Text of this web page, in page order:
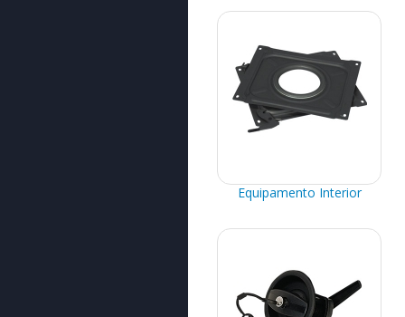
Equipamento Interior